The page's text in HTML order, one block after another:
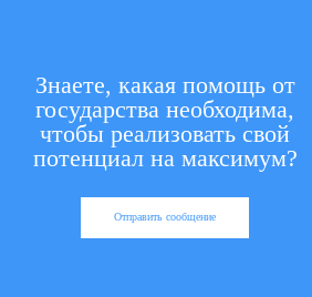
Знаете, какая помощь от
государства необходима,
чтобы реализовать свой
потенциал на максимум?
Отправить сообщение